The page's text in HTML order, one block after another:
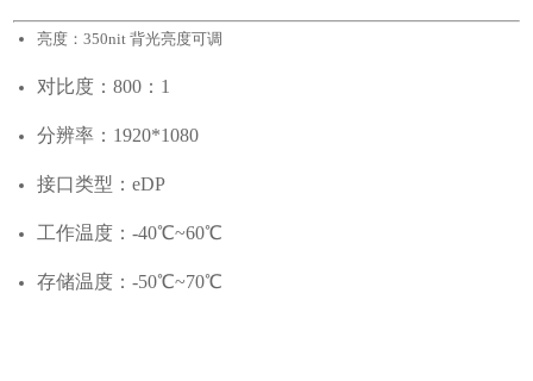
亮度：350nit 背光亮度可调
对比度：800：1
分辨率：1920*1080
接口类型：eDP
工作温度：-40℃~60℃
存储温度：-50℃~70℃